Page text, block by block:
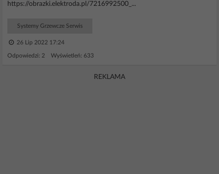
https://obrazki.elektroda.pl/7216992500_...
Systemy Grzewcze Serwis
26 Lip 2022 17:24
Odpowiedzi: 2 Wyświetleń: 633
REKLAMA